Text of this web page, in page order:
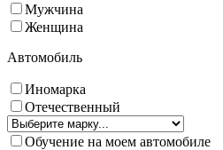
Мужчина
Женщина
Автомобиль
Иномарка
Отечественный
Обучение на моем автомобиле